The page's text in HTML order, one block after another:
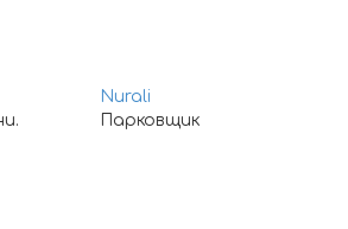
Nurali
Парковщик